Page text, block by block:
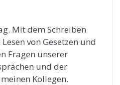
Mit dem Schreiben
von Gesetzen und
Fragen unserer
und der
Kollegen.